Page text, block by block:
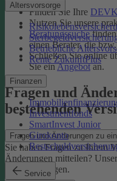
Altersvorsorge
Betriebliche
Rente ZukunftPlus
Finanzen
Investmentfonds
SmartInvest Junior
Girokonto
Service
Finden Sie Ihre
Nutzen Sie unsere
Beratungssuchefinden
einen Berater, die
Schließen Sie online
Sie einAngebotan.
Fragen und
bestehenden
Fragen und Änderungen zu
Sie haben Fragen zu Ihrem
Änderungen mitteilen?
um Ihr Anliegen.